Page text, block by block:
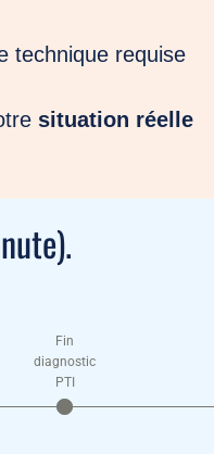
technique requise
situation réelle
Fin
diagnostic
PTI